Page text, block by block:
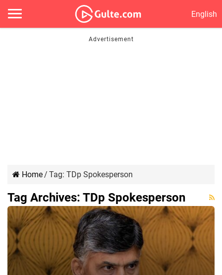
English
Home/ Tag: TDp Spokesperson
Tag Archives: TDp Spokesperson